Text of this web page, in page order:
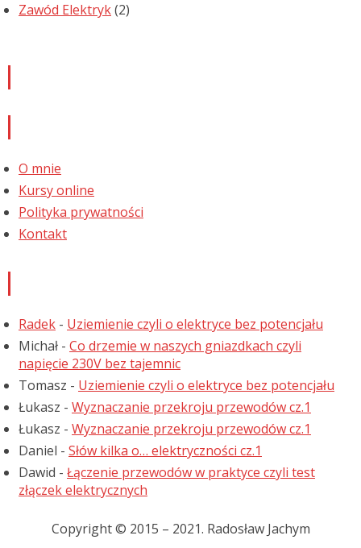
Zawód Elektryk(2)
O mnie
Kursy online
Polityka prywatności
Kontakt
Radek - Uziemienie czyli o elektryce bez potencjału
Michał - Co drzemie w naszych gniazdkach czyli
napięcie 230V bez tajemnic
Tomasz - Uziemienie czyli o elektryce bez potencjału
Łukasz - Wyznaczanie przekroju przewodów cz.1
Łukasz - Wyznaczanie przekroju przewodów cz.1
Daniel - Słów kilka o… elektryczności cz.1
Dawid - Łączenie przewodów w praktyce czyli test
złączek elektrycznych
Copyright © 2015 – 2021. Radosław Jachym